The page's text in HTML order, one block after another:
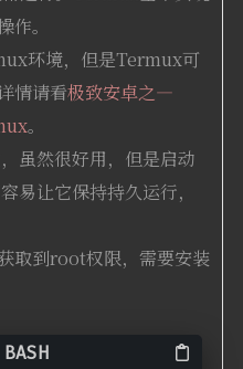
。
环境，但是Termux可
情请看极致安卓之—
。
虽然很好用，但是启动
易让它保持持久运行，
取到root权限，需要安装